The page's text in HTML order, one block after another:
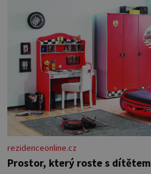
rezidenceonline.cz
Prostor, který roste s dítětem